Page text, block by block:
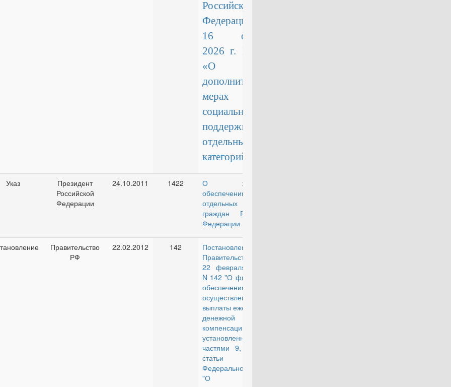
Российской
Федерации от
16 февраля
2026 г. №
«О
дополнительных
мерах
социальной
поддержки
отдельных
категорий лиц»
Указ
Президент
Российской
Федерации
24.10.2011 1422
О жилищном
обеспечении
отдельных категорий
граждан Российской
Федерации
Правительство
РФ
22.02.2012 142
Постановление
Правительства РФ от
22 февраля 2012 г.
N 142 "О финансовом
обеспечении и об
осуществлении
выплаты ежемесячной
денежной
компенсации,
установленной
частями 9, 10 и 13
статьи 3
Федерального закона
"О денежном